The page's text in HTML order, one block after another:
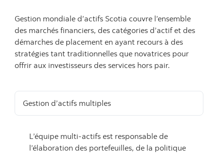
Gestion mondiale d’actifs Scotia couvre l’ensemble
des marchés financiers, des catégories d’actif et des
démarches de placement en ayant recours à des
stratégies tant traditionnelles que novatrices pour
offrir aux investisseurs des services hors pair.
Gestion d’actifs multiples
L’équipe multi-actifs est responsable de
l’élaboration des portefeuilles, de la politique